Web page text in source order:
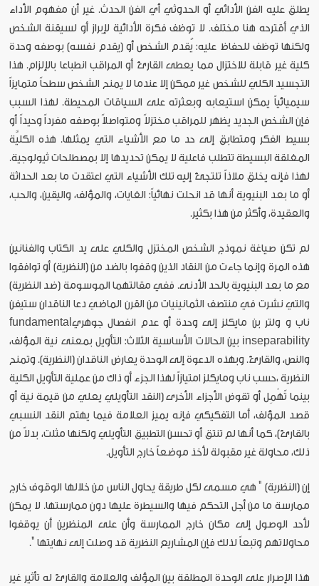
يطلق عليه الفن الأدائي أو الحدوثي أي الفن الحدث. غير أن مفهوم الأداء
الذي أقترحه هنا مختلف. لا توظف فكرة الأدائية لإبراز أو لسيقنة الشخص
ولكنها توظف للحفاظ عليه: يُقدم الشخص أو (يقدم نفسه) بوصفه وحدة
كلية غير قابلة للاختزال مما يعطى القارئ أو المراقب انطباعا بالإلزام. هذا
التجسيد الكلي للشخص غير ممكن إلا عندما لا يمنح الشخص سطحاً متمايزاً
سيميائياً يمكن استيعابه وبعثرته على السياقات المحيطة. لهذا السبب
فإن الشخص الجديد يظهر للمراقب مختزلاً ومتواصلاً بوصفه مفرداً وحيداً أو
بسيط الفكر ومتطابق إلى حد ما مع الأشياء التي يمثلها. هذه الكليَّة
المغلقة البسيطة تتطلب فاعلية لا يمكن تحديدها إلا بمصطلحات ثيولوجية.
لهذا فإنه يخلق ملاذاً تلتجئ إليه تلك الأشياء التي اعتقدت ما بعد الحداثة
أو ما بعد البنيوية أنها قد انحلت نهائياً: الغايات، والمؤلف، واليقين، والحب،
والعقيدة، وأكثر من هذا بكثير.
لم تكن صياغة نموذج الشخص المختزل والكلي على يد الكتاب والفنانين
هذه المرة وإنما جاءت من النقاد الذين وقفوا بالضد من (النظرية) أو توافقوا
مع ما بعد البنيوية بالحد الأدنى. ففي مقالتهما الموسومة (ضد النظرية)
والتي نشرت في منتصف الثمانينيات من القرن الماضي دعا الناقدان ستيفن
ناب و ولتر بن مايكلز إلى وحدة أو عدم انفصال جوهريfundamental
inseparability بين الحالات الأساسية الثلاث: التأويل بمعنى نية المؤلف،
والنص، والقارئ. وبهذه الدعوة إلى الوحدة يعارض الناقدان (النظرية). وتمنح
النظرية ،حسب ناب ومايكلز امتيازاً لهذا الجزء أو ذاك من عملية التأويل الكلية
بينما تًهْمِل أو تقوض الأجزاء الأخرى (النقد التأويلي يعلي من قيمة نية أو
قصد المؤلف، أما التفكيكي فإنه يميز العلامة فيما يهتم النقد النسبي
بالقارئ)، كما أنها لم تنتق أو تحسن التطبيق التأويلي ولكنها مثلت، بدلاً من
ذلك، محاولة غير مقبولة لأخذ موضعاً خارج التأويل.
إن (النظرية) " هي مسمى لكل طريقة يحاول الناس من خلالها الوقوف خارج
ممارسة ما من أجل التحكم فيها والسيطرة عليها دون ممارستها. لا يمكن
لأحد الوصول إلى مكان خارج الممارسة وأن على المنظرين أن يوقفوا
محاولاتهم وتبعاً لذلك فإن المشاريع النظرية قد وصلت إلى نهايتها ".
هذا الإصرار على الوحدة المطلقة بين المؤلف والعلامة والقارئ له تأثير غير